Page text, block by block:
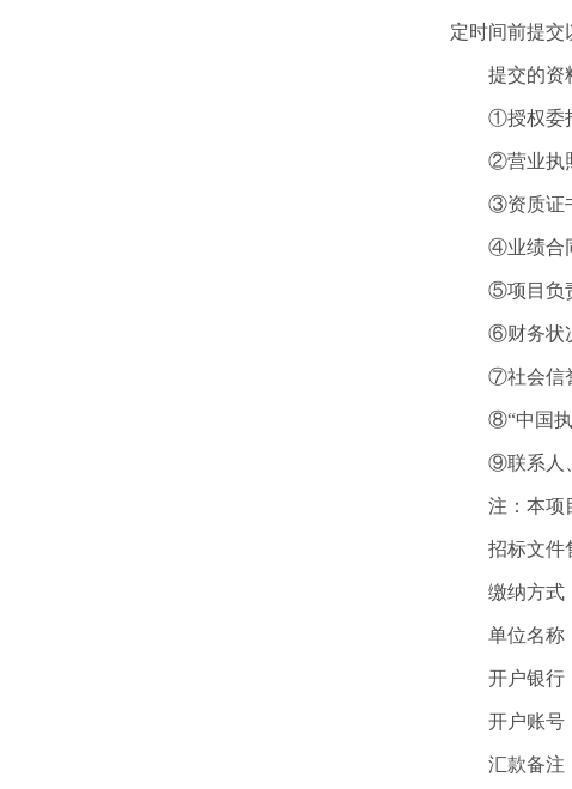
定时间前提交
提交的资
①授权委
②营业执
③资质证
④业绩合
⑤项目负
⑥财务状
⑦社会信
⑧“中国执
⑨联系人
注：本项
招标文件
缴纳方式
单位名称
开户银行
开户账号
汇款备注